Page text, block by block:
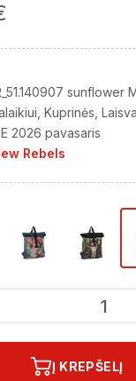
sunflower
Kuprinės
2026 pavasaris
Rebels
Į KREPŠELĮ